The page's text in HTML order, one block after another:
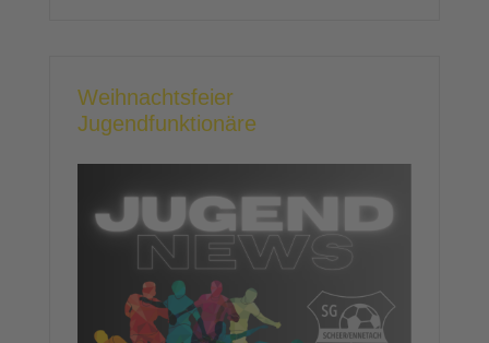
Weihnachtsfeier
Jugendfunktionäre